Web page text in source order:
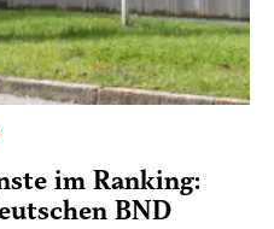
im Ranking:
BND